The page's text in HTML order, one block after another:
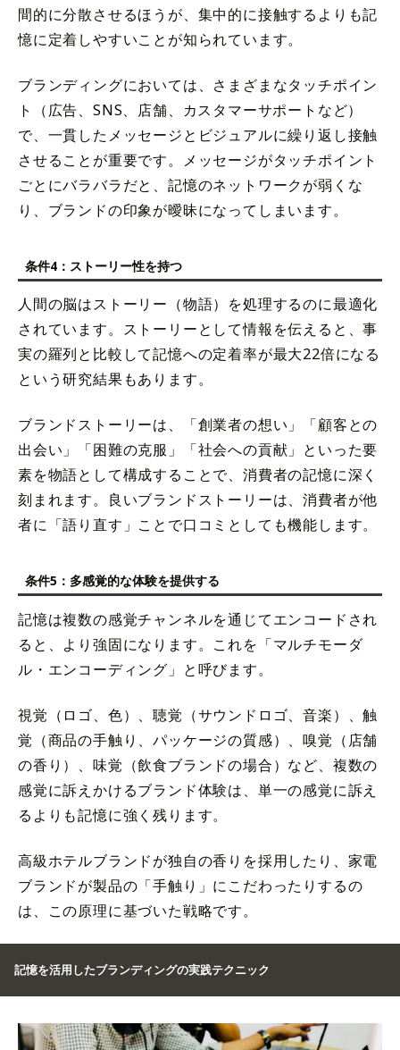
間的に分散させるほうが、集中的に接触するよりも記
憶に定着しやすいことが知られています。
ブランディングにおいては、さまざまなタッチポイン
ト（広告、SNS、店舗、カスタマーサポートなど）
で、一貫したメッセージとビジュアルに繰り返し接触
させることが重要です。メッセージがタッチポイント
ごとにバラバラだと、記憶のネットワークが弱くな
り、ブランドの印象が曖昧になってしまいます。
条件4：ストーリー性を持つ
人間の脳はストーリー（物語）を処理するのに最適化
されています。ストーリーとして情報を伝えると、事
実の羅列と比較して記憶への定着率が最大22倍になる
という研究結果もあります。
ブランドストーリーは、「創業者の想い」「顧客との
出会い」「困難の克服」「社会への貢献」といった要
素を物語として構成することで、消費者の記憶に深く
刻まれます。良いブランドストーリーは、消費者が他
者に「語り直す」ことで口コミとしても機能します。
条件5：多感覚的な体験を提供する
記憶は複数の感覚チャンネルを通じてエンコードされ
ると、より強固になります。これを「マルチモーダ
ル・エンコーディング」と呼びます。
視覚（ロゴ、色）、聴覚（サウンドロゴ、音楽）、触
覚（商品の手触り、パッケージの質感）、嗅覚（店舗
の香り）、味覚（飲食ブランドの場合）など、複数の
感覚に訴えかけるブランド体験は、単一の感覚に訴え
るよりも記憶に強く残ります。
高級ホテルブランドが独自の香りを採用したり、家電
ブランドが製品の「手触り」にこだわったりするの
は、この原理に基づいた戦略です。
記憶を活用したブランディングの実践テクニック